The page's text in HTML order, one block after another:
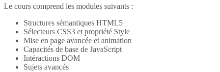
Le cours comprend les modules suivants :
Structures sémantiques HTML5
Sélecteurs CSS3 et propriété Style
Mise en page avancée et animation
Capacités de base de JavaScript
Intéractions DOM
Sujets avancés